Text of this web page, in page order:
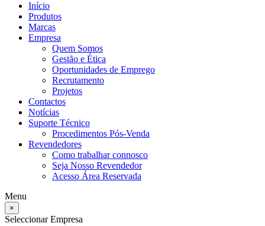
Início
Produtos
Marcas
Empresa
Quem Somos
Gestão e Ética
Oportunidades de Emprego
Recrutamento
Projetos
Contactos
Notícias
Suporte Técnico
Procedimentos Pós-Venda
Revendedores
Como trabalhar connosco
Seja Nosso Revendedor
Acesso Área Reservada
Menu
×
Seleccionar Empresa